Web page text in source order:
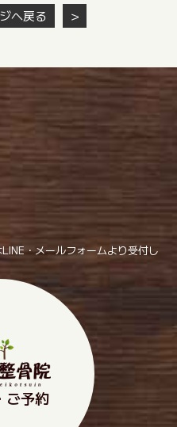
へ戻る ＞
・メールフォームより受付し
ご予約